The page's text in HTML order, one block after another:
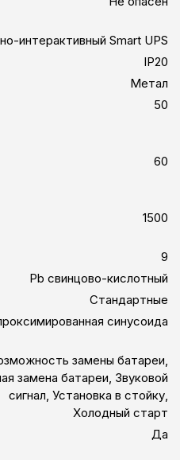
интерактивный Smart UPS
IP20
Метал
50
60
1500
9
Pb свинцово-кислотный
Стандартные
синусоида
замены батареи,
замена батареи, Звуковой
сигнал, Установка в стойку,
Холодный старт
Да